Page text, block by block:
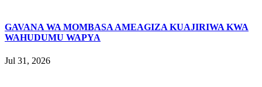
GAVANA WA MOMBASA AMEAGIZA KUAJIRIWA KWA
WAHUDUMU WAPYA
Jul 31, 2026